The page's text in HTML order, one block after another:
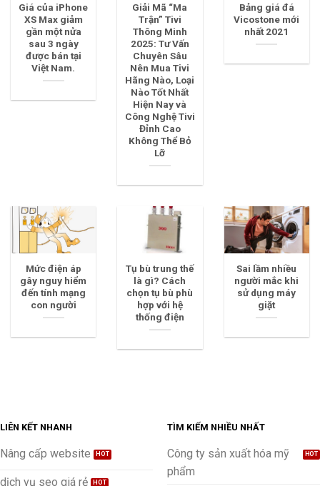
Giá của iPhone
XS Max giảm
gần một nửa
sau 3 ngày
được bán tại
Việt Nam.
Giải Mã “Ma
Trận” Tivi
Thông Minh
2025: Tư Vấn
Chuyên Sâu
Nên Mua Tivi
Hãng Nào, Loại
Nào Tốt Nhất
Hiện Nay và
Công Nghệ Tivi
Đỉnh Cao
Không Thể Bỏ
Lỡ
Bảng giá đá
Vicostone mới
nhất 2021
Mức điện áp
gây nguy hiểm
đến tính mạng
con người
Tụ bù trung thế
là gì? Cách
chọn tụ bù phù
hợp với hệ
thống điện
Sai lầm nhiều
người mắc khi
sử dụng máy
giặt
LIÊN KẾT NHANH
Nâng cấp website
dịch vụ seo giá rẻ
TÌM KIẾM NHIỀU NHẤT
Công ty sản xuất hóa mỹ
phẩm